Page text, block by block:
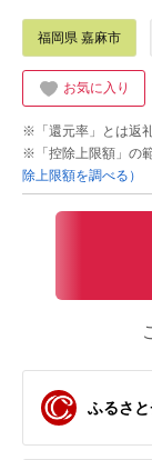
福岡県 嘉麻市
お気に入り
※「還元率」とは返
※「控除上限額」の
除上限額を調べる）
ふるさ